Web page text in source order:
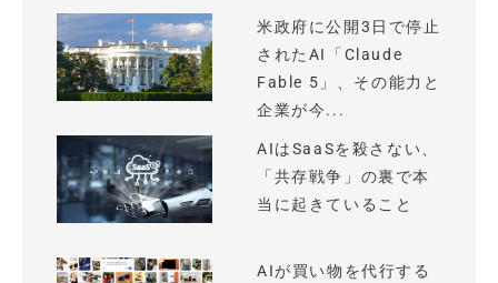
米政府に公開3日で停止
されたAI「Claude
Fable 5」、その能力と
企業が今...
AIはSaaSを殺さない、
「共存戦争」の裏で本
当に起きていること
AIが買い物を代行する